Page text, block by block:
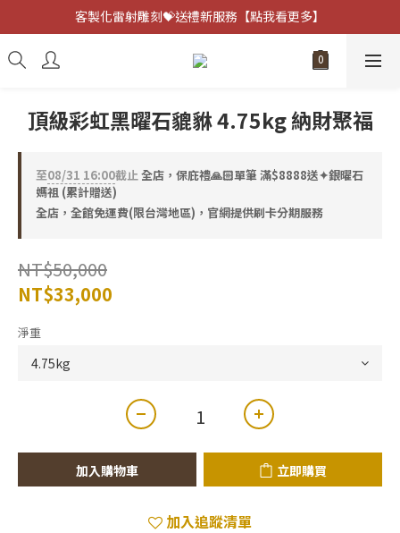
客製化雷射雕刻💝送禮新服務【點我看更多】
客製化雷射雕刻💝送禮新服務【點我看更多】
避邪防小人⚡指定黑曜石 任選兩件75折
客製化雷射雕刻💝送禮新服務【點我看更多】
頂級彩虹黑曜石貔貅 4.75kg 納財聚福
至08/31 16:00截止全店，保庇禮🙏🏻單筆 滿$8888送✦銀曜石
媽祖 (累計贈送)
全店，全館免運費(限台灣地區)，官網提供刷卡分期服務
NT$50,000
NT$33,000
淨重
加入購物車 立即購買
加入追蹤清單